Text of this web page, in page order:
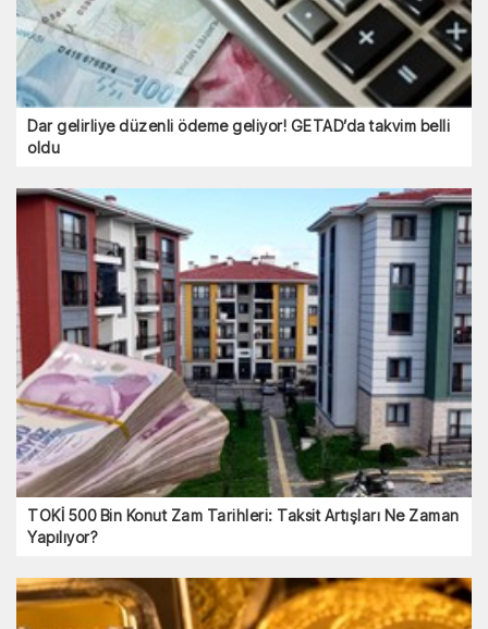
Dar gelirliye düzenli ödeme geliyor! GETAD’da takvim belli
oldu
TOKİ 500 Bin Konut Zam Tarihleri: Taksit Artışları Ne Zaman
Yapılıyor?